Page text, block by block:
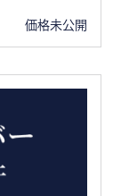
価格未公開